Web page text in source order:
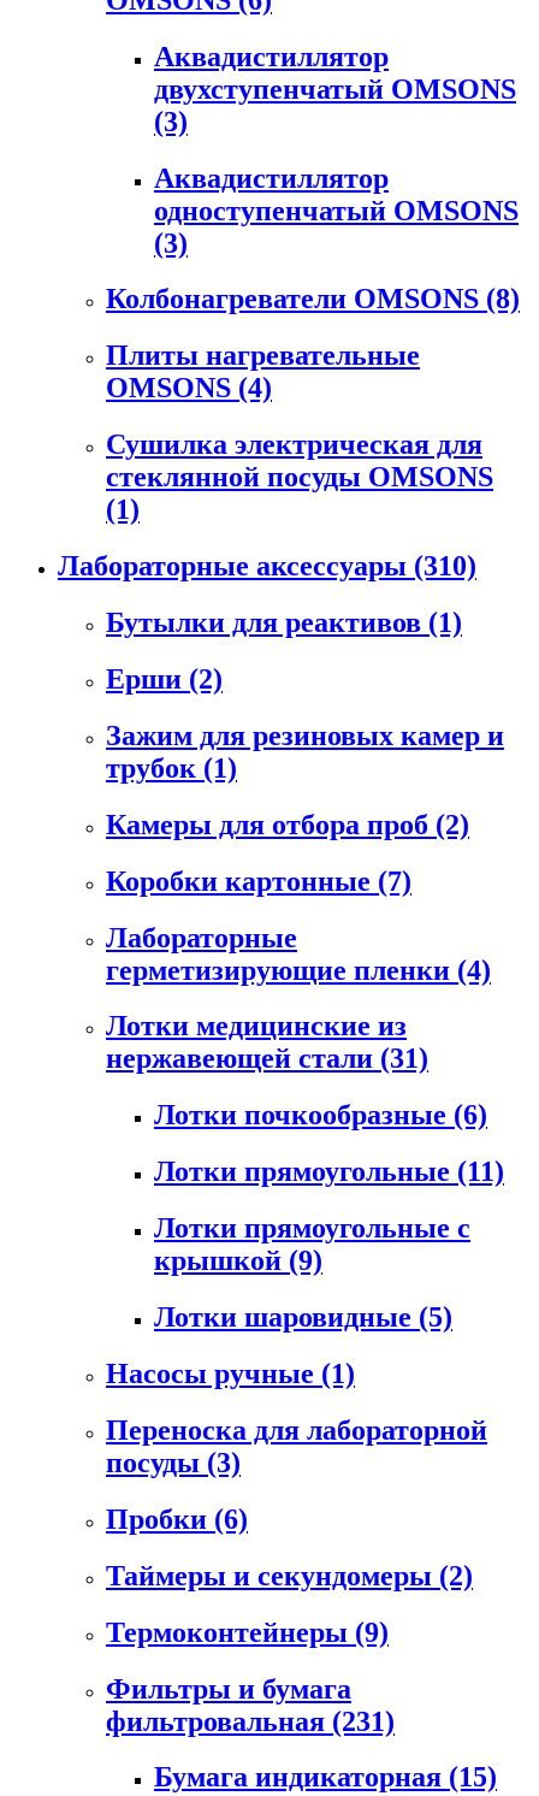
Аквадистиллятор
двухступенчатый OMSONS
(3)
Аквадистиллятор
одноступенчатый OMSONS
(3)
Колбонагреватели OMSONS (8)
Плиты нагревательные
OMSONS (4)
Сушилка электрическая для
стеклянной посуды OMSONS
(1)
Лабораторные аксессуары (310)
Бутылки для реактивов (1)
Ерши (2)
Зажим для резиновых камер и
трубок (1)
Камеры для отбора проб (2)
Коробки картонные (7)
Лабораторные
герметизирующие пленки (4)
Лотки медицинские из
нержавеющей стали (31)
Лотки почкообразные (6)
Лотки прямоугольные (11)
Лотки прямоугольные с
крышкой (9)
Лотки шаровидные (5)
Насосы ручные (1)
Переноска для лабораторной
посуды (3)
Пробки (6)
Таймеры и секундомеры (2)
Термоконтейнеры (9)
Фильтры и бумага
фильтровальная (231)
Бумага индикаторная (15)